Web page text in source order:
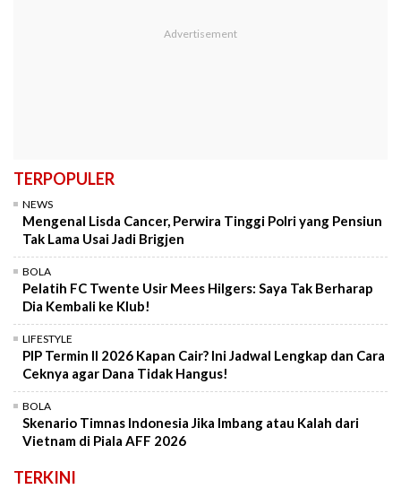
TERPOPULER
NEWS
Mengenal Lisda Cancer, Perwira Tinggi Polri yang Pensiun
Tak Lama Usai Jadi Brigjen
BOLA
Pelatih FC Twente Usir Mees Hilgers: Saya Tak Berharap
Dia Kembali ke Klub!
LIFESTYLE
PIP Termin II 2026 Kapan Cair? Ini Jadwal Lengkap dan Cara
Ceknya agar Dana Tidak Hangus!
BOLA
Skenario Timnas Indonesia Jika Imbang atau Kalah dari
Vietnam di Piala AFF 2026
TERKINI